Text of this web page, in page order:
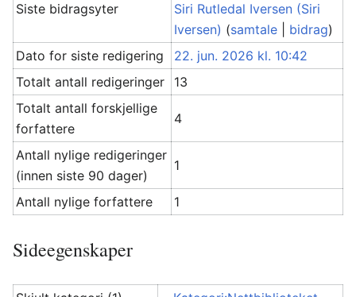
Siste bidragsyter
Siri Rutledal Iversen (Siri
Iversen) (samtale bidrag)
Dato for siste redigering
22. jun. 2026 kl. 10:42
Totalt antall redigeringer
13
Totalt antall forskjellige
forfattere
4
Antall nylige redigeringer
(innen siste 90 dager)
1
Antall nylige forfattere 1
Sideegenskaper